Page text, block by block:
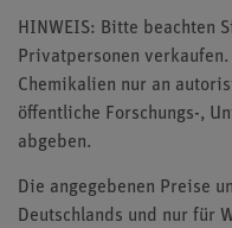
HINWEIS: Bitte beachten
Privatpersonen
Chemikalien nur an
öffentliche Forschungs-,
abgeben.
Die angegebenen Preise
Deutschlands und nur für